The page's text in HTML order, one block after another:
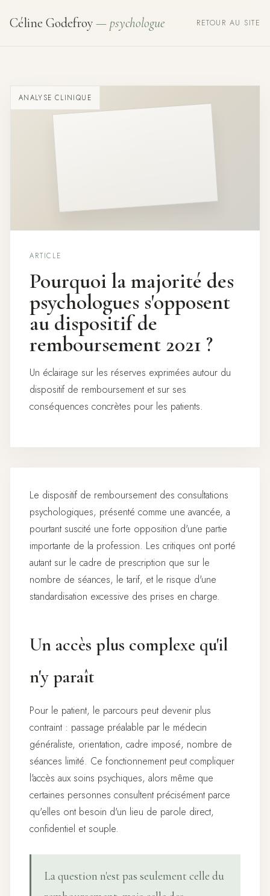
Céline Godefroy— psychologue RETOUR AU SITE
ANALYSE CLINIQUE
ARTICLE
Pourquoi la majorité des
psychologues s'opposent
au dispositif de
remboursement 2021 ?
Un éclairage sur les réserves exprimées autour du
dispositif de remboursement et sur ses
conséquences concrètes pour les patients.
Le dispositif de remboursement des consultations
psychologiques, présenté comme une avancée, a
pourtant suscité une forte opposition d'une partie
importante de la profession. Les critiques ont porté
autant sur le cadre de prescription que sur le
nombre de séances, le tarif, et le risque d'une
standardisation excessive des prises en charge.
Un accès plus complexe qu'il
n'y paraît
Pour le patient, le parcours peut devenir plus
contraint : passage préalable par le médecin
généraliste, orientation, cadre imposé, nombre de
séances limité. Ce fonctionnement peut compliquer
l'accès aux soins psychiques, alors même que
certaines personnes consultent précisément parce
qu'elles ont besoin d'un lieu de parole direct,
confidentiel et souple.
La question n'est pas seulement celle du